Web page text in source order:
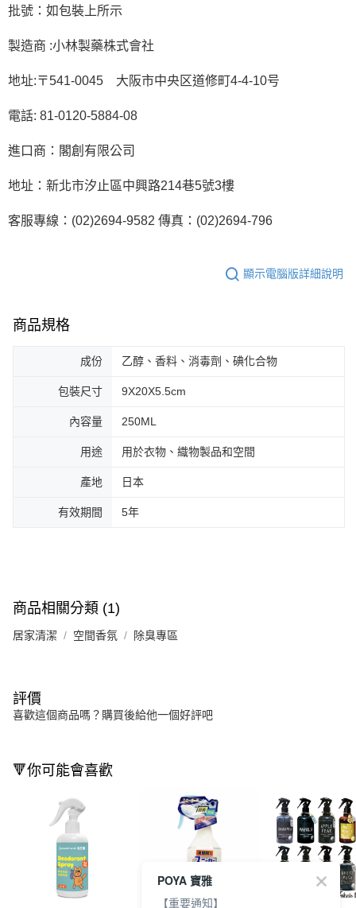
批號：如包裝上所示
製造商 :小林製藥株式會社
地址:〒541-0045 大阪市中央区道修町4-4-10号
電話: 81-0120-5884-08
進口商：閣創有限公司
地址：新北市汐止區中興路214巷5號3樓
客服專線：(02)2694-9582 傳真：(02)2694-796
顯示電腦版詳細說明
商品規格
成份 乙醇、香料、消毒劑、碘化合物
包裝尺寸 9X20X5.5cm
內容量 250ML
用途 用於衣物、織物製品和空間
產地 日本
有效期間 5年
商品相關分類 (1)
居家清潔 空間香氛 除臭專區
評價
喜歡這個商品嗎？購買後給他一個好評吧
🔻你可能會喜歡
POYA 寶雅
【重要通知】